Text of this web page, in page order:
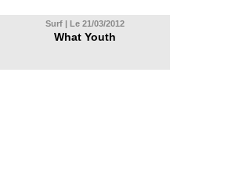
Surf | Le 21/03/2012
What Youth